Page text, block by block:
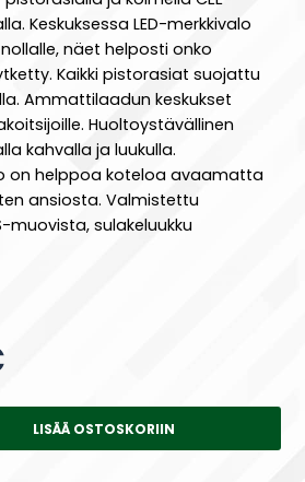
Keskuksessa LED-merkkivalo
näet helposti onko
Kaikki pistorasiat suojattu
Ammattilaadun keskukset
Huoltoystävällinen
kahvalla ja luukulla.
on helppoa koteloa avaamatta
ansiosta. Valmistettu
muovista, sulakeluukku
LISÄÄ OSTOSKORIIN